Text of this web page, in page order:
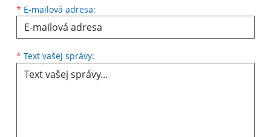
* E-mailová adresa:
* Text vašej správy: